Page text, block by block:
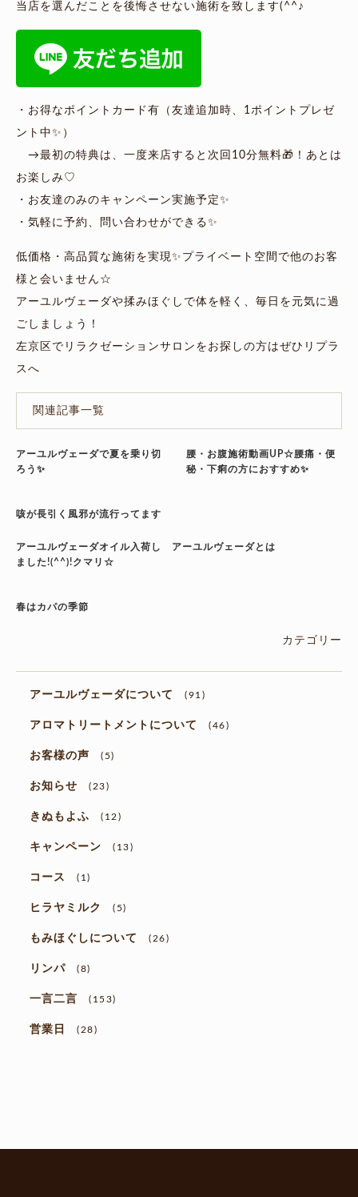
当店を選んだことを後悔させない施術を致します(^^♪
・お得なポイントカード有（友達追加時、1ポイントプレゼ
ント中✨）
→最初の特典は、一度来店すると次回10分無料🎁！あとは
お楽しみ♡
・お友達のみのキャンペーン実施予定✨
・気軽に予約、問い合わせができる✨
低価格・高品質な施術を実現✨プライベート空間で他のお客
様と会いません☆
アーユルヴェーダや揉みほぐしで体を軽く、毎日を元気に過
ごしましょう！
左京区でリラクゼーションサロンをお探しの方はぜひリプラ
スへ
関連記事一覧
アーユルヴェーダで夏を乗り切
ろう✨
腰・お腹施術動画UP☆腰痛・便
秘・下痢の方におすすめ✨
咳が長引く風邪が流行ってます
アーユルヴェーダオイル入荷し
ました!(^^)!クマリ☆
アーユルヴェーダとは
春はカパの季節
カテゴリー
アーユルヴェーダについて (91)
アロマトリートメントについて (46)
お客様の声 (5)
お知らせ (23)
きぬもよふ (12)
キャンペーン (13)
コース (1)
ヒラヤミルク (5)
もみほぐしについて (26)
リンパ (8)
一言二言 (153)
営業日 (28)